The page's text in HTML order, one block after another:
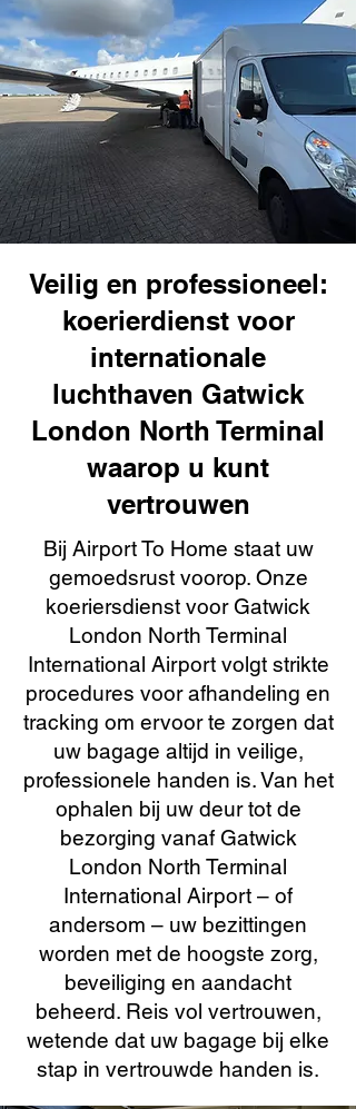
Veilig en professioneel:
koerierdienst voor
internationale
luchthaven Gatwick
London North Terminal
waarop u kunt
vertrouwen
Bij Airport To Home staat uw
gemoedsrust voorop. Onze
koeriersdienst voor Gatwick
London North Terminal
International Airport volgt strikte
procedures voor afhandeling en
tracking om ervoor te zorgen dat
uw bagage altijd in veilige,
professionele handen is. Van het
ophalen bij uw deur tot de
bezorging vanaf Gatwick
London North Terminal
International Airport – of
andersom – uw bezittingen
worden met de hoogste zorg,
beveiliging en aandacht
beheerd. Reis vol vertrouwen,
wetende dat uw bagage bij elke
stap in vertrouwde handen is.